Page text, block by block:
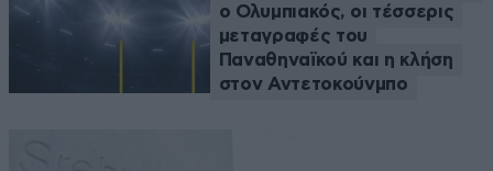
ο Ολυμπιακός, οι τέσσερις
μεταγραφές του
Παναθηναϊκού και η κλήση
στον Αντετοκούνμπο